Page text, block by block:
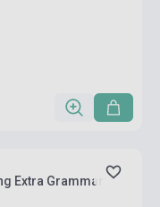
Extra Grammar